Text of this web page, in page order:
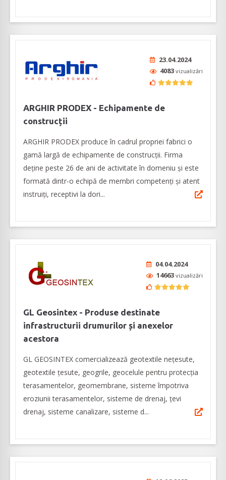
23.04.2024
4083 vizualizări
ARGHIR PRODEX - Echipamente de
construcții
ARGHIR PRODEX produce în cadrul propriei fabrici o
gamă largă de echipamente de construcții. Firma
deține peste 26 de ani de activitate în domeniu și este
formată dintr-o echipă de membri competenți și atent
instruiți, receptivi la dori...
04.04.2024
14663 vizualizări
GL Geosintex - Produse destinate
infrastructurii drumurilor și anexelor
acestora
GL GEOSINTEX comercializează geotextile nețesute,
geotextile țesute, geogrile, geocelule pentru protecția
terasamentelor, geomembrane, sisteme împotriva
eroziunii terasamentelor, sisteme de drenaj, țevi
drenaj, sisteme canalizare, sisteme d...